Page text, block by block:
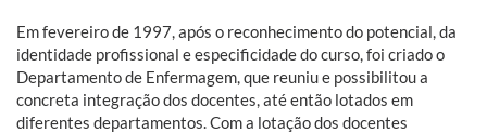
Em fevereiro de 1997, após o reconhecimento do potencial, da
identidade profissional e especificidade do curso, foi criado o
Departamento de Enfermagem, que reuniu e possibilitou a
concreta integração dos docentes, até então lotados em
diferentes departamentos. Com a lotação dos docentes